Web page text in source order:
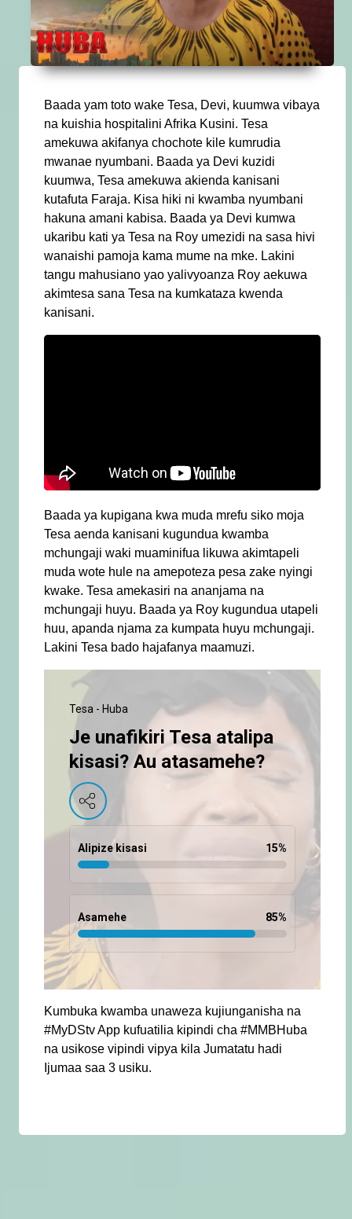
Baada yam toto wake Tesa, Devi, kuumwa vibaya
na kuishia hospitalini Afrika Kusini. Tesa
amekuwa akifanya chochote kile kumrudia
mwanae nyumbani. Baada ya Devi kuzidi
kuumwa, Tesa amekuwa akienda kanisani
kutafuta Faraja. Kisa hiki ni kwamba nyumbani
hakuna amani kabisa. Baada ya Devi kumwa
ukaribu kati ya Tesa na Roy umezidi na sasa hivi
wanaishi pamoja kama mume na mke. Lakini
tangu mahusiano yao yalivyoanza Roy aekuwa
akimtesa sana Tesa na kumkataza kwenda
kanisani.
Baada ya kupigana kwa muda mrefu siko moja
Tesa aenda kanisani kugundua kwamba
mchungaji waki muaminifua likuwa akimtapeli
muda wote hule na amepoteza pesa zake nyingi
kwake. Tesa amekasiri na ananjama na
mchungaji huyu. Baada ya Roy kugundua utapeli
huu, apanda njama za kumpata huyu mchungaji.
Lakini Tesa bado hajafanya maamuzi.
Tesa - Huba
Je unafikiri Tesa atalipa
kisasi? Au atasamehe?
Alipize kisasi 15%
Asamehe 85%
Kumbuka kwamba unaweza kujiunganisha na
#MyDStv App kufuatilia kipindi cha #MMBHuba
na usikose vipindi vipya kila Jumatatu hadi
Ijumaa saa 3 usiku.